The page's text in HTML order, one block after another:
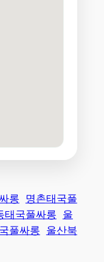
롱 명촌태국풀
태국풀싸롱 울
풀싸롱
울산북